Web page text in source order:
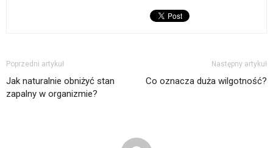
Poprzedni artykuł
Jak naturalnie obniżyć stan
zapalny w organizmie?
Następny artykuł
Co oznacza duża wilgotność?